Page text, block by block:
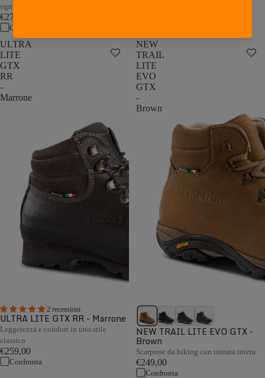
ogni passo
€279,00
Confronta
ULTRA
LITE
GTX
RR
-
Marrone
2 recensioni
ULTRA LITE GTX RR - Marrone
Leggerezza e comfort in uno stile
classico
€259,00
Confronta
NEW
TRAIL
LITE
EVO
GTX
-
Brown
NEW TRAIL LITE EVO GTX -
Brown
Scarpone da hiking con tomaia intera
€249,00
Confronta